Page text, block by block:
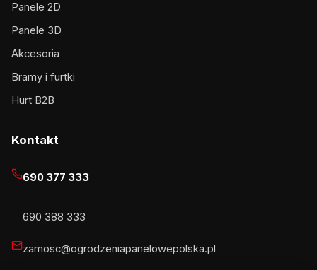
Panele 2D
Panele 3D
Akcesoria
Bramy i furtki
Hurt B2B
Kontakt
690 377 333
690 388 333
zamosc@ogrodzeniapanelowepolska.pl